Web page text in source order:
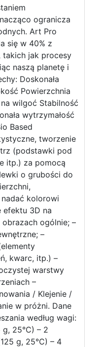
ogranicza
Art Pro
się w 40% z
takich jak procesy
naszą planetę i
Doskonała
Powierzchnia
wilgoć Stabilność
wytrzymałość
Based
tworzenie
(podstawki pod
itp.) za pomocą
o grubości do
kolorowi
efektu 3D na
ogólnie; –
–
kwarc, itp.) –
warstwy
–
/ Klejenie /
w próżni. Dane
według wagi:
25°C) – 2
g, 25°C) – 4